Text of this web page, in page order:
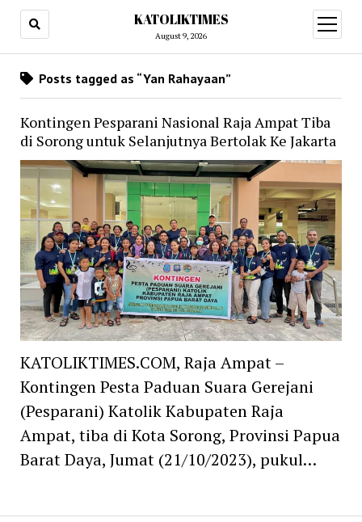
KATOLIKTIMES
August 9, 2026
open
menu
Posts tagged as “Yan Rahayaan”
Kontingen Pesparani Nasional Raja Ampat Tiba
di Sorong untuk Selanjutnya Bertolak Ke Jakarta
KATOLIKTIMES.COM, Raja Ampat –
Kontingen Pesta Paduan Suara Gerejani
(Pesparani) Katolik Kabupaten Raja
Ampat, tiba di Kota Sorong, Provinsi Papua
Barat Daya, Jumat (21/10/2023), pukul…